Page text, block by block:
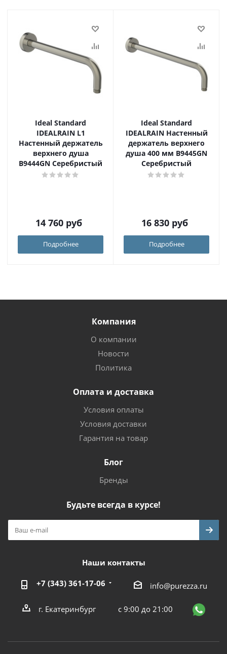
Ideal Standard
IDEALRAIN L1
Настенный держатель
верхнего душа
B9444GN Серебристый
14 760 руб
Подробнее
Ideal Standard
IDEALRAIN Настенный
держатель верхнего
душа 400 мм B9445GN
Серебристый
16 830 руб
Подробнее
Компания
О компании
Новости
Политика
Оплата и доставка
Условия оплаты
Условия доставки
Гарантия на товар
Блог
Бренды
Будьте всегда в курсе!
Наши контакты
+7 (343) 361-17-06 info@purezza.ru
г. Екатеринбург с 9:00 до 21:00